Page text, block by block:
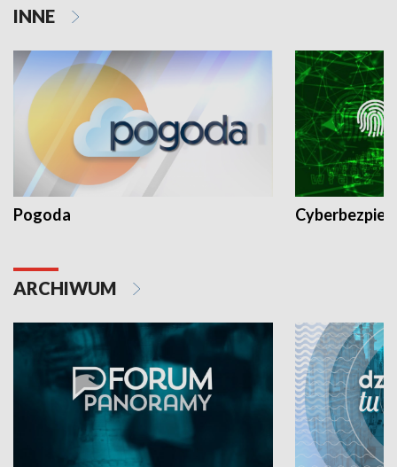
INNE
Pogoda
ARCHIWUM